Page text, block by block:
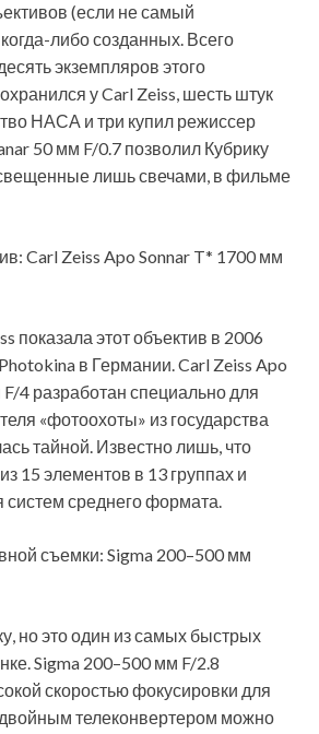
(если не самый
либо созданных. Всего
экземпляров этого
у Carl Zeiss, шесть штук
НАСА и три купил режиссер
50 мм F/0.7 позволил Кубрику
лишь свечами, в фильме
Carl Zeiss Apo Son­nar T* 1700 мм
показала этот объектив в 2006
в Германии. Carl Zeiss Apo
4 разработан специально для
«фотоохоты» из государства
тайной. Известно лишь, что
15 элементов в 13 группах и
систем среднего формата.
съемки: Sig­ma 200–500 мм
но это один из самых быстрых
Sig­ma 200–500 мм F/2.8
скоростью фокусировки для
телеконвертером можно